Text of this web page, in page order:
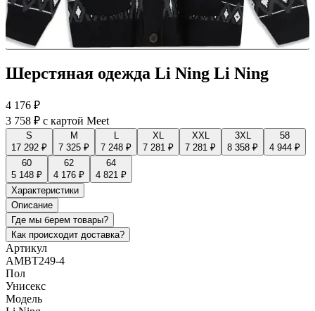
Шерстяная одежда Li Ning Li Ning
4 176 ₽
3 758 ₽ с картой Meet
S
17 292 ₽
M
7 325 ₽
7 248 ₽
XL
7 281 ₽
XXL
7 281 ₽
3XL
8 358 ₽
58
4 944 ₽
60
5 148 ₽
62
4 176 ₽
64
4 821 ₽
Характеристики
Описание
Где мы берем товары?
Как происходит доставка?
Артикул
AMBT249-4
Пол
Унисекс
Модель